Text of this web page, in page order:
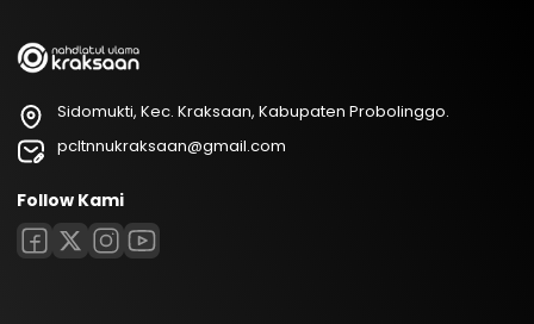
Sidomukti, Kec. Kraksaan, Kabupaten Probolinggo.
pcltnnukraksaan@gmail.com
Follow Kami